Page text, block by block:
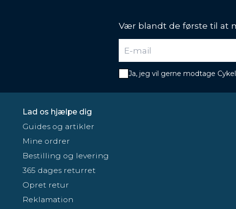
Vær blandt de første til at
Ja, jeg vil gerne modtage
Lad os hjælpe dig
Guides og artikler
Mine ordrer
Bestilling og levering
365 dages returret
Opret retur
Reklamation